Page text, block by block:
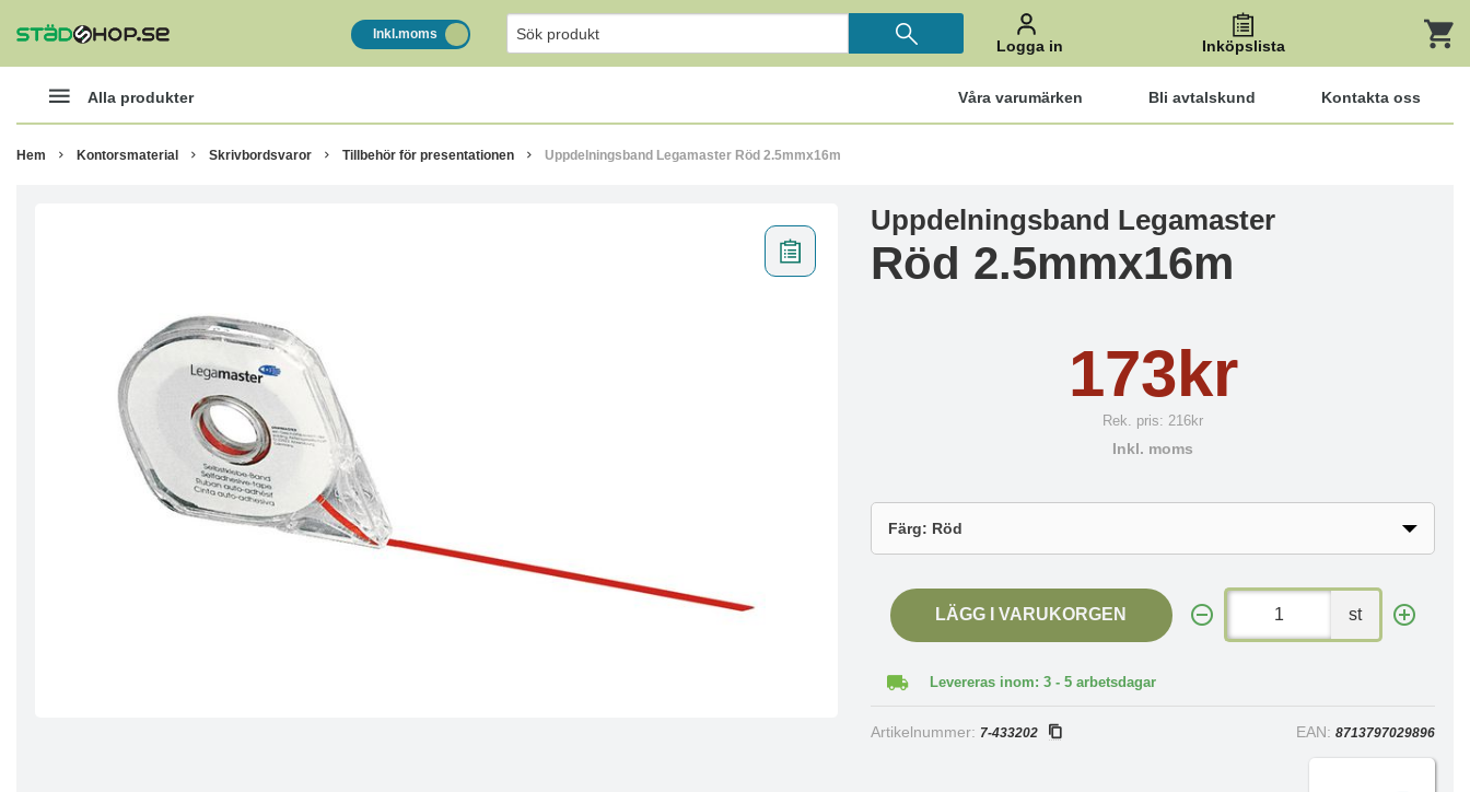
Inkl.moms
Logga in Inköpslista
Alla produkter Våra varumärken Bli avtalskund Kontakta oss
Hem Kontorsmaterial Skrivbordsvaror Tillbehör för presentationen Uppdelningsband Legamaster Röd 2.5mmx16m
Uppdelningsband Legamaster
Röd 2.5mmx16m
173kr
Rek. pris:216kr
Inkl. moms
LÄGG I VARUKORGEN st
Levereras inom: 3 - 5 arbetsdagar
Artikelnummer: 7-433202 EAN: 8713797029896